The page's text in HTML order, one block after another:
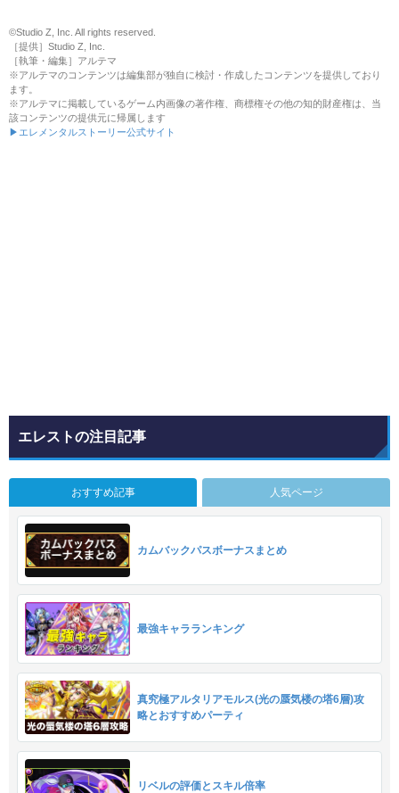
©Studio Z, Inc. All rights reserved.
［提供］Studio Z, Inc.
［執筆・編集］アルテマ
※アルテマのコンテンツは編集部が独自に検討・作成したコンテンツを提供しており
ます。
※アルテマに掲載しているゲーム内画像の著作権、商標権その他の知的財産権は、当
該コンテンツの提供元に帰属します
▶エレメンタルストーリー公式サイト
エレストの注目記事
おすすめ記事 人気ページ
カムバックパスボーナスまとめ
最強キャラランキング
真究極アルタリアモルス(光の蜃気楼の塔6層)攻
略とおすすめパーティ
リベルの評価とスキル倍率